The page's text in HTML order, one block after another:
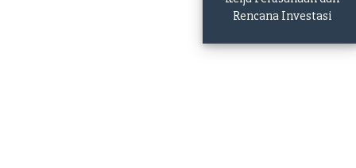
Rencana Investasi